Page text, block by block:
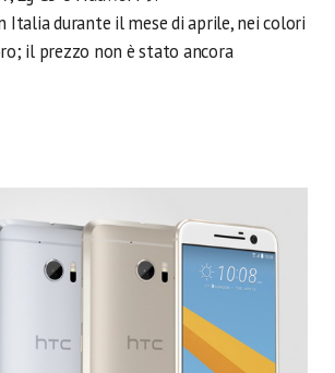
Italia durante il mese di aprile, nei colori
il prezzo non è stato ancora